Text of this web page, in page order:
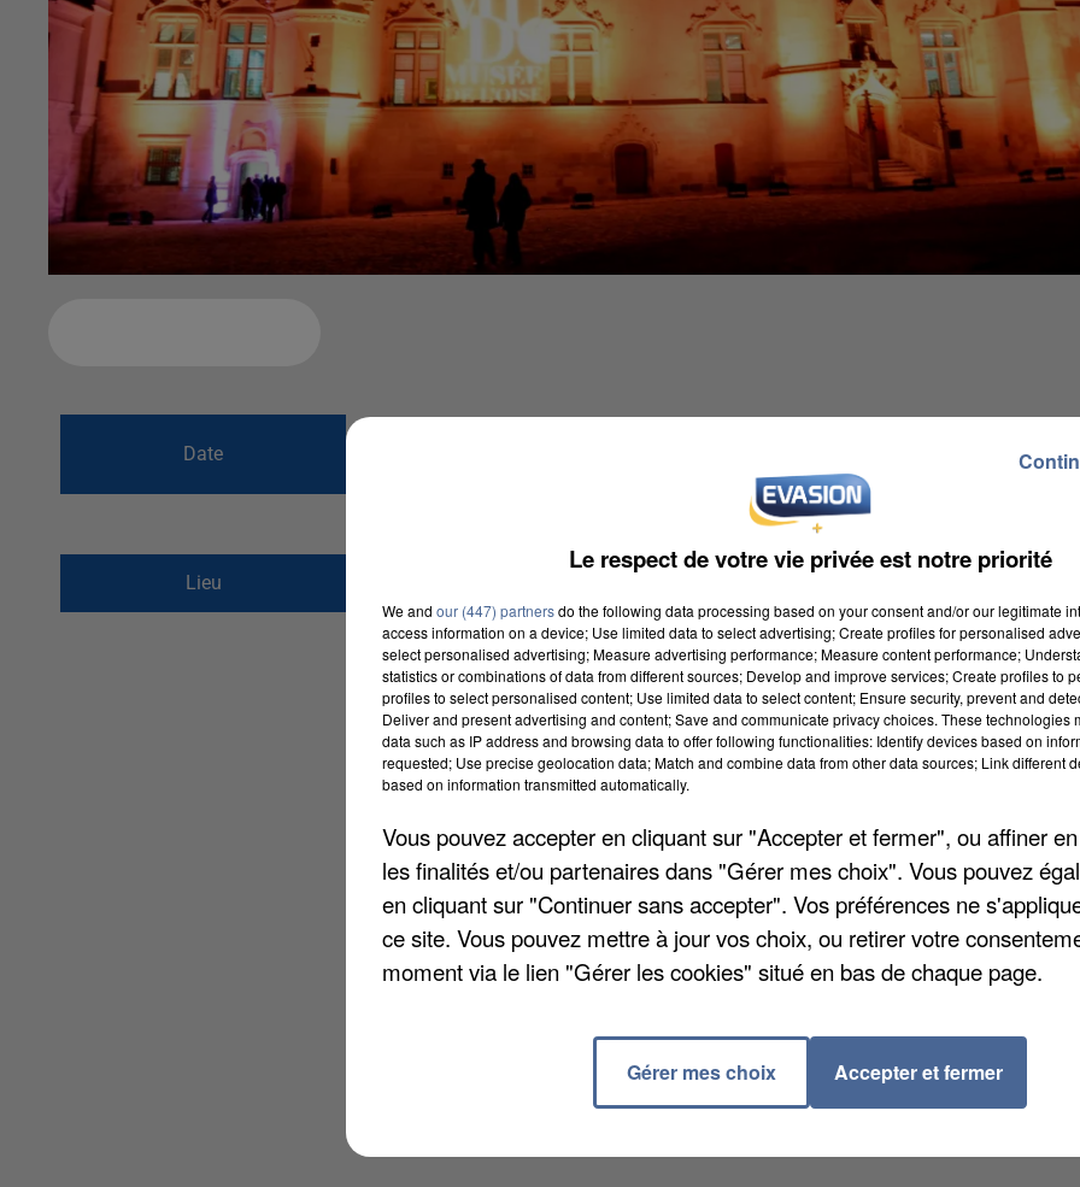
Date
Lieu
60000 BEAUVAIS
Le respect de votre vie privée est notre priorité
We and our (447) partnersdo the following data processing based on your consent and/or our legitimate
access information on a device; Use limited data to select advertising; Create profiles for personalised
select personalised advertising; Measure advertising performance; Measure content performance;
statistics or combinations of data from different sources; Develop and improve services; Create profiles to
profiles to select personalised content; Use limited data to select content; Ensure security, prevent and
Deliver and present advertising and content; Save and communicate privacy choices. These technologies
data such as IP address and browsing data to offer following functionalities: Identify devices based on
requested; Use precise geolocation data; Match and combine data from other data sources; Link different
based on information transmitted automatically.
Vous pouvez accepter en cliquant sur "Accepter et fermer", ou affiner
les finalités et/ou partenaires dans "Gérer mes choix". Vous pouvez
en cliquant sur "Continuer sans accepter". Vos préférences ne
ce site. Vous pouvez mettre à jour vos choix, ou retirer votre
moment via le lien "Gérer les cookies" situé en bas de chaque page.
Gérer mes choix Accepter et fermer